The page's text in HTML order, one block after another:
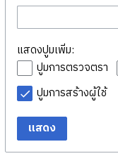
แสดงปูมเพิ่ม:
ปูมการตรวจตรา
ปูมการสร้างผู้ใช้
แสดง